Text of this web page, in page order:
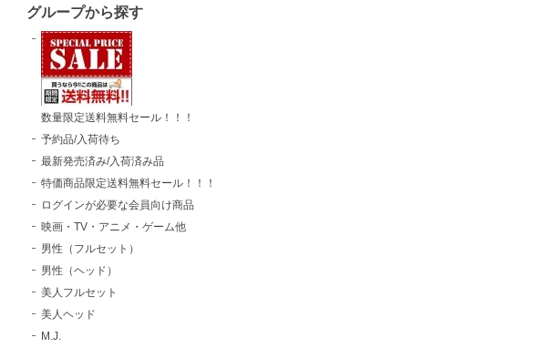
グループから探す
数量限定送料無料セール！！！
予約品/入荷待ち
最新発売済み/入荷済み品
特価商品限定送料無料セール！！！
ログインが必要な会員向け商品
映画・TV・アニメ・ゲーム他
男性（フルセット）
男性（ヘッド）
美人フルセット
美人ヘッド
M.J.